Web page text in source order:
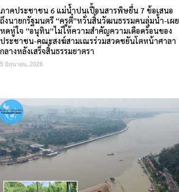
ภาคประชาชน 6 แม่น้ำปนเปื้อนสารพิษยื่น 7 ข้อเสนอ
ถึงนายกรัฐมนตรี “ครูตี๋”หวั่นสิ้นวัฒนธรรมคนลุ่มน้ำ-เผย
หดหู่ใจ “อนุทิน”ไม่ให้ความสำคัญความเดือดร้อนของ
ประชาชน-คณะสงฆ์สามเณรร่วมสวดชยันโตหน้าศาลา
กลางหลังเสร็จสิ้นธรรมยาตรา
5 มิถุนายน, 2026